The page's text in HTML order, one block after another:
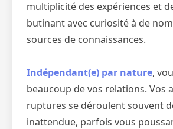
multiplicité des expériences et
butinant avec curiosité à de
sources de connaissances.
Indépendant(e) par nature,
beaucoup de vos relations. Vos
ruptures se déroulent souvent
inattendue, parfois vous